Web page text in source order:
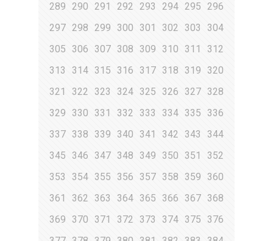
289 290 291 292 293 294 295 296
297 298 299 300 301 302 303
304
305
306 307 308 309 310 311
312
313
314 315 316 317 318 319
320
321
322 323 324 325 326 327 328
329
330 331 332 333 334 335
336
337 338 339 340 341 342 343
344
345
346 347 348 349 350 351
352
353
354 355 356 357 358 359 360
361
362 363 364 365 366 367 368
369
370 371 372 373 374 375 376